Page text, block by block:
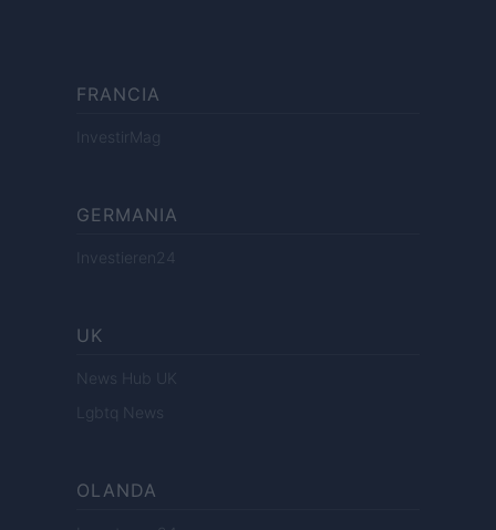
FRANCIA
InvestirMag
GERMANIA
Investieren24
UK
News Hub UK
Lgbtq News
OLANDA